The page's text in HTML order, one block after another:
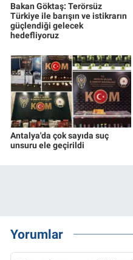
Bakan Göktaş: Terörsüz
Türkiye ile barışın ve istikrarın
güçlendiği gelecek
hedefliyoruz
Antalya'da çok sayıda suç
unsuru ele geçirildi
Yorumlar